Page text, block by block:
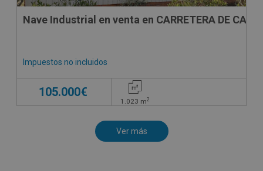
Nave Industrial en venta en CARRETERA DE
Impuestos no incluidos
105.000€
1.023 m2